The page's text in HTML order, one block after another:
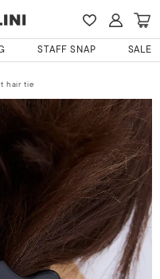
STAFF SNAP SALE
hair tie